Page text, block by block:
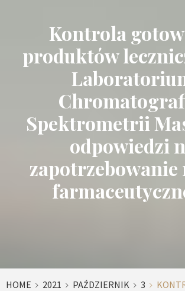
Kontrola
produktów
Spektrometrii
odpowiedzi
HOME 2021 PAŹDZIERNIK 3